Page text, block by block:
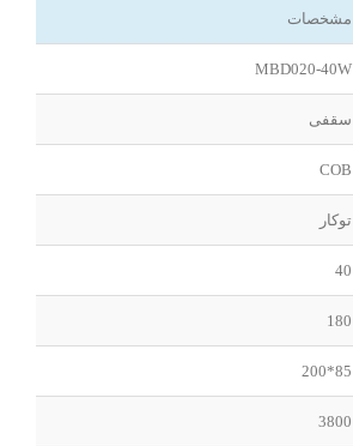
مشخصات
MBD020-40W
سقفی
COB
توکار
40
180
85*200
3800